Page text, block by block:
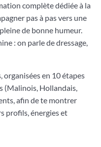
complète dédiée à la
pas à pas vers une
de bonne humeur.
: on parle de dressage,
organisées en 10 étapes
(Malinois, Hollandais,
afin de te montrer
profils, énergies et